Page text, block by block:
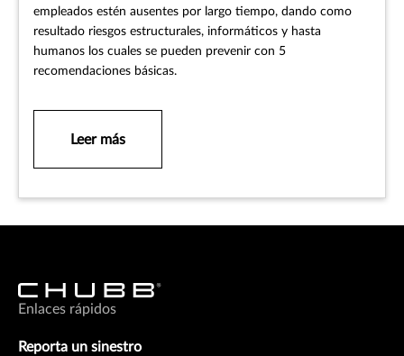
empleados estén ausentes por largo tiempo, dando como
resultado riesgos estructurales, informáticos y hasta
humanos los cuales se pueden prevenir con 5
recomendaciones básicas.
Leer más
Enlaces rápidos
Reporta un sinestro